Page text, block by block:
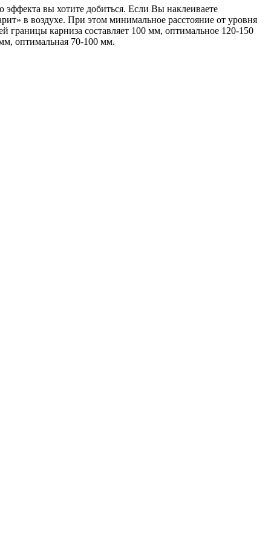
вы хотите добиться. Если Вы наклеиваете
в воздухе. При этом минимальное расстояние от уровня
границы карниза составляет 100 мм, оптимальное 120-150
оптимальная 70-100 мм.